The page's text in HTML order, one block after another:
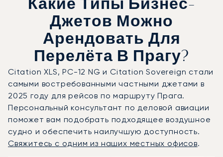
Какие Типы Бизнес-
Джетов Можно
Арендовать Для
Перелёта В Прагу?
Citation XLS, PC-12 NG и Citation Sovereign стали
самыми востребованными частными джетами в
2025 году для рейсов по маршруту Прага.
Персональный консультант по деловой авиации
поможет вам подобрать подходящее воздушное
судно и обеспечить наилучшую доступность.
Свяжитесь с одним из наших местных офисов.